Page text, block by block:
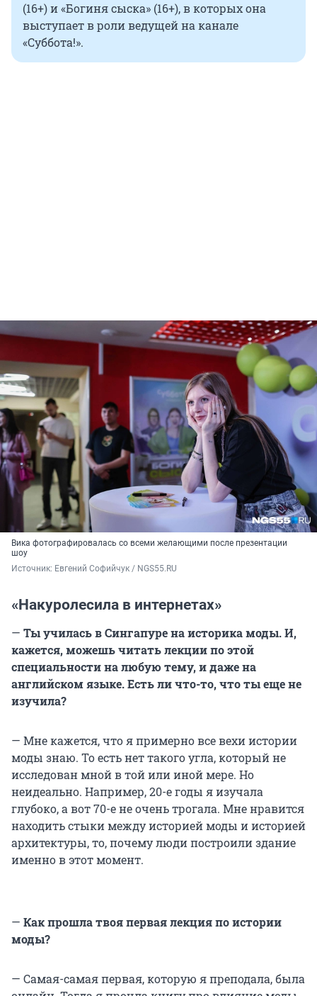
(16+) и «Богиня сыска» (16+), в которых она
выступает в роли ведущей на канале
«Суббота!».
Вика фотографировалась со всеми желающими после презентации
шоу
Источник: Евгений Софийчук / NGS55.RU
«Накуролесила в интернетах»
— Ты училась в Сингапуре на историка моды. И,
кажется, можешь читать лекции по этой
специальности на любую тему, и даже на
английском языке. Есть ли что-то, что ты еще не
изучила?
— Мне кажется, что я примерно все вехи истории
моды знаю. То есть нет такого угла, который не
исследован мной в той или иной мере. Но
неидеально. Например,20-е годы я изучала
глубоко, а вот 70-е не очень трогала. Мне нравится
находить стыки между историей моды и историей
архитектуры, то, почему люди построили здание
именно в этот момент.
— Как прошла твоя первая лекция по истории
моды?
— Самая-самая первая, которую я преподала, была